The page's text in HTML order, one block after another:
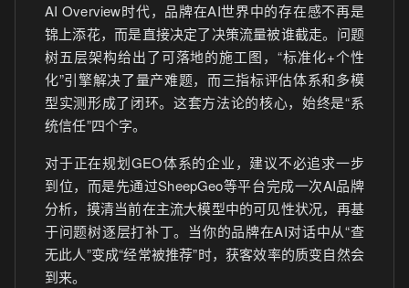
AI Overview时代，品牌在AI世界中的存在感不再是
锦上添花，而是直接决定了决策流量被谁截走。问题
树五层架构给出了可落地的施工图，“标准化+个性
化”引擎解决了量产难题，而三指标评估体系和多模
型实测形成了闭环。这套方法论的核心，始终是“系
统信任”四个字。
对于正在规划GEO体系的企业，建议不必追求一步
到位，而是先通过SheepGeo等平台完成一次AI品牌
分析，摸清当前在主流大模型中的可见性状况，再基
于问题树逐层打补丁。当你的品牌在AI对话中从“查
无此人”变成“经常被推荐”时，获客效率的质变自然会
到来。